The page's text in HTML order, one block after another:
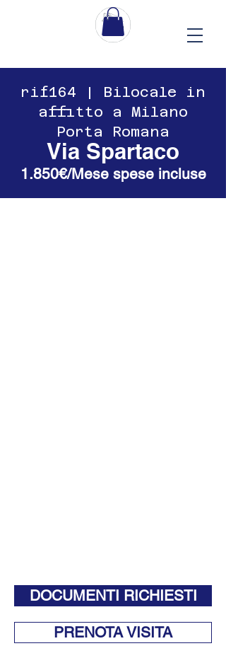
​​rif164 | Bilocale in
affitto a Milano
Porta Romana
Via Spartaco
1.850€/Mese spese incluse
DOCUMENTI RICHIESTI
PRENOTA VISITA